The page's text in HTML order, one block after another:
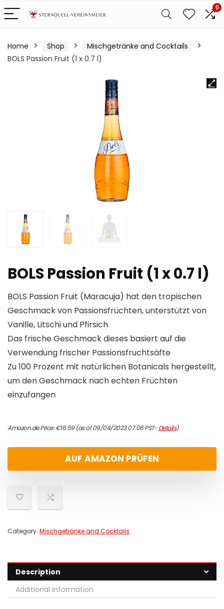
0
Home Shop
Mischgetränke and Cocktails
BOLS Passion Fruit (1 x 0.7 l)
BOLS Passion Fruit (1 x 0.7 l)
BOLS Passion Fruit (Maracuja) hat den tropischen
Geschmack von Passionsfrüchten, unterstützt von
Vanille, Litschi und Pfirsich
Das frische Geschmack dieses basiert auf die
Verwendung frischer Passionsfruchtsäfte
Zu 100 Prozent mit natürlichen Botanicals hergestellt,
um den Geschmack nach echten Früchten
einzufangen
Amazon.de Price:€16.59(as of 09/04/2023 07:06 PST-Details)
AUF AMAZON PRÜFEN
Category: Mischgetränke and Cocktails
Description
Additional information